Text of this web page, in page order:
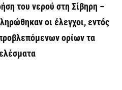
του νερού στη Σίβηρη –
οι έλεγχοι, εντός
ορίων τα